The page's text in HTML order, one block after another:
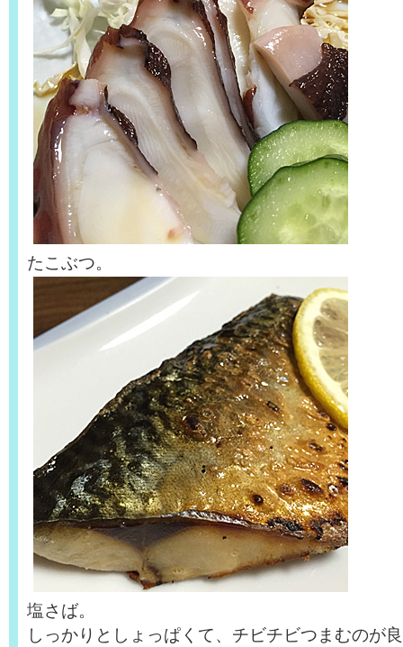
たこぶつ。
塩さば。
しっかりとしょっぱくて、チビチビつまむのが